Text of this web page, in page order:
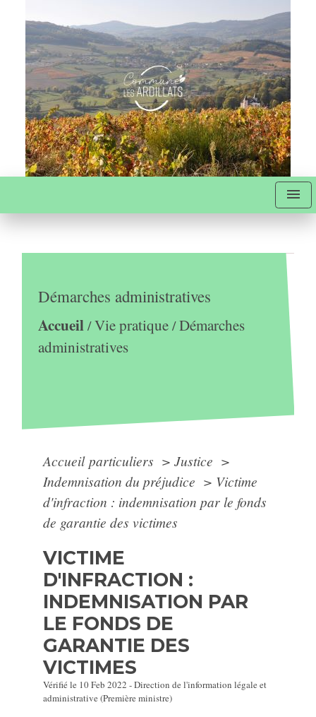
menu
Démarches administratives
Accueil/Vie pratique/Démarches
administratives
Accueil particuliers > Justice >
Indemnisation du préjudice > Victime
d'infraction : indemnisation par le fonds
de garantie des victimes
VICTIME
D'INFRACTION :
INDEMNISATION PAR
LE FONDS DE
GARANTIE DES
VICTIMES
Vérifié le 10 Feb 2022 - Direction de l'information légale et
administrative (Première ministre)